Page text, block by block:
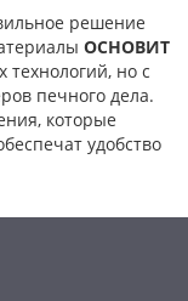
решение
ОСНОВИТ
но с
печного дела.
которые
удобство